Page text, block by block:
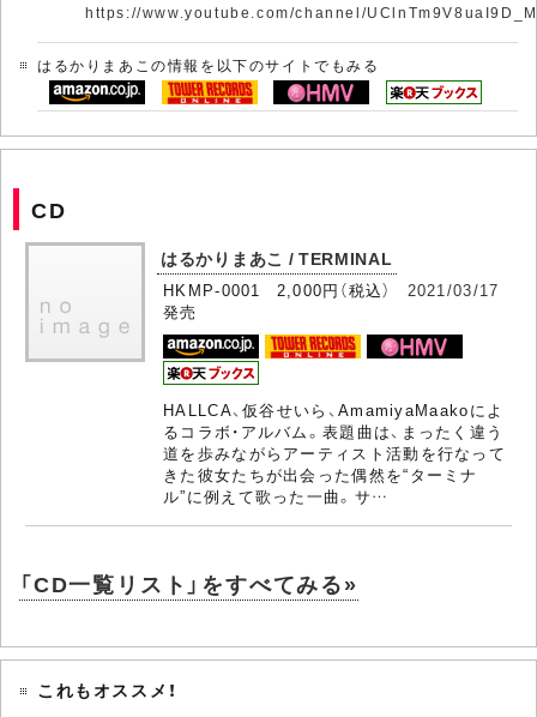
https://www.youtube.com/channel/
はるかりまあこの情報を以下のサイトでもみる
CD
はるかりまあこ / TERMINAL
HKMP-0001 2,000円（税込） 2021/03/17
発売
HALLCA、仮谷せいら、AmamiyaMaakoによ
るコラボ・アルバム。表題曲は、まったく違う
道を歩みながらアーティスト活動を行なって
きた彼女たちが出会った偶然を“ターミナ
ル”に例えて歌った一曲。サ…
「CD一覧リスト」をすべてみる»
これもオススメ！